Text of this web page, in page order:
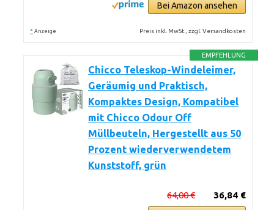
Bei Amazon ansehen
* Anzeige Preis inkl. MwSt., zzgl. Versandkosten
EMPFEHLUNG
Chicco Teleskop-Windeleimer,
Geräumig und Praktisch,
Kompaktes Design, Kompatibel
mit Chicco Odour Off
Müllbeuteln, Hergestellt aus 50
Prozent wiederverwendetem
Kunststoff, grün
36,84 €
64,00 €